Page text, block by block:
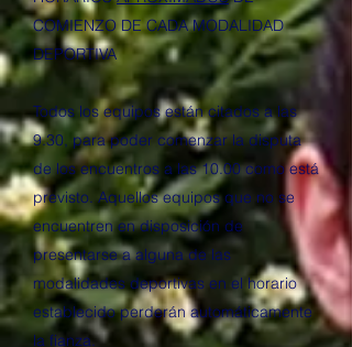
COMIENZO DE CADA MODALIDAD
DEPORTIVA
Todos los equipos están citados a las
9.30, para poder comenzar la disputa
de los encuentros a las 10.00 como está
previsto. Aquellos equipos que no se
encuentren en disposición de
presentarse a alguna de las
modalidades deportivas en el horario
establecido perderán automáticamente
la fianza.